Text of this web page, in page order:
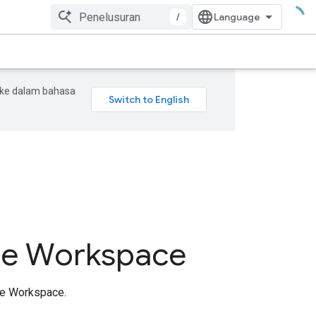
/
dalam bahasa
Workspace
Workspace.